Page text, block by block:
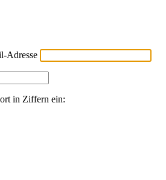
Adresse
in Ziffern ein: